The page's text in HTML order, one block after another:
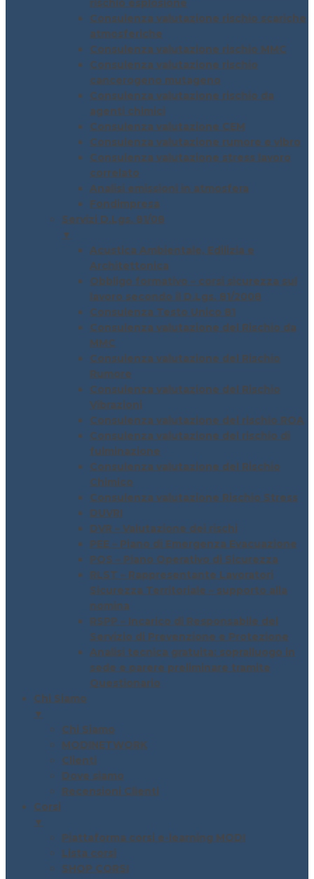
rischio esplosione
Consulenza valutazione rischio scariche
atmosferiche
Consulenza valutazione rischio MMC
Consulenza valutazione rischio
cancerogeno mutageno
Consulenza valutazione rischio da
agenti chimici
Consulenza valutazione CEM
Consulenza valutazione rumore e vibro
Consulenza valutazione stress lavoro
correlato
Analisi emissioni in atmosfera
Fondimpresa
Servizi D.Lgs. 81/08
▼
Acustica Ambientale, Edilizia e
Architettonica
Obbligo formativo – corsi sicurezza sul
lavoro secondo il D.Lgs. 81/2008
Consulenza Testo Unico 81
Consulenza valutazione del Rischio da
MMC
Consulenza valutazione del Rischio
Rumore
Consulenza valutazione del Rischio
Vibrazioni
Consulenza valutazione del rischio ROA
Consulenza valutazione del rischio di
fulminazione
Consulenza valutazione del Rischio
Chimico
Consulenza valutazione Rischio Stress
DUVRI
DVR – Valutazione dei rischi
PEE – Piano di Emergenza Evacuazione
POS – Piano Operativo di Sicurezza
RLST – Rappresentante Lavoratori
Sicurezza Territoriale – supporto alla
nomina
RSPP – Incarico di Responsabile del
Servizio di Prevenzione e Protezione
Analisi tecnica gratuita: sopralluogo in
sede e parere preliminare tramite
Questionario
Chi Siamo
▼
Chi Siamo
MODINETWORK
Clienti
Dove siamo
Recensioni Clienti
Corsi
▼
Piattaforma corsi e-learning MODI
Lista corsi
SHOP CORSI